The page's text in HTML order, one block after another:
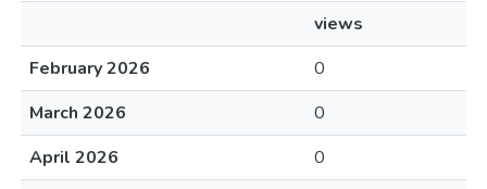
views
February 2026
0
March 2026
0
April 2026
0